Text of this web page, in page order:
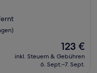
Der
Preis
beträgt
123 €
inkl. Steuern & Gebühren
6. Sept.–7. Sept.